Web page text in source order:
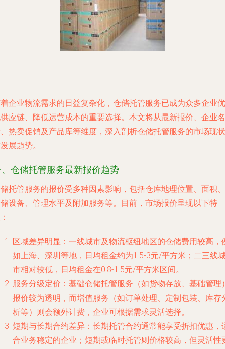
企业物流需求的日益复杂化，仓储托管服务已成为众多企业优
应链、降低运营成本的重要选择。本文将从最新报价、企业名
热卖促销及产品库等维度，深入剖析仓储托管服务的市场现状
展趋势。
仓储托管服务最新报价趋势
托管服务的报价受多种因素影响，包括仓库地理位置、面积、
设备、管理水平及附加服务等。目前，市场报价呈现以下特
区域差异明显 ：一线城市及物流枢纽地区的仓储费用较高，
如上海、深圳等地，日均租金约为1.5-3元/平方米；二三线
市相对较低，日均租金在0.8-1.5元/平方米区间。
服务分级定价 ：基础仓储托管服务（如货物存放、基础管理
报价较为透明，而增值服务（如订单处理、定制包装、库存
析等）则会额外计费，企业可根据需求灵活选择。
短期与长期合约差异 ：长期托管合约通常能享受折扣优惠，
合业务稳定的企业；短期或临时托管则价格较高，但灵活性